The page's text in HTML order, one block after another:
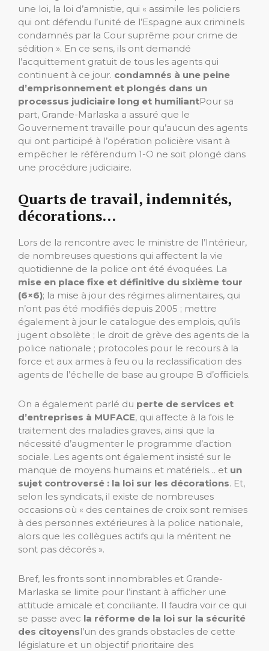
une loi, la loi d’amnistie, qui « assimile les policiers
qui ont défendu l’unité de l’Espagne aux criminels
condamnés par la Cour suprême pour crime de
sédition ». En ce sens, ils ont demandé
l’acquittement gratuit de tous les agents qui
continuent à ce jour. condamnés à une peine
d’emprisonnement et plongés dans un
processus judiciaire long et humiliantPour sa
part, Grande-Marlaska a assuré que le
Gouvernement travaille pour qu’aucun des agents
qui ont participé à l’opération policière visant à
empêcher le référendum 1-O ne soit plongé dans
une procédure judiciaire.
Quarts de travail, indemnités,
décorations…
Lors de la rencontre avec le ministre de l’Intérieur,
de nombreuses questions qui affectent la vie
quotidienne de la police ont été évoquées. La
mise en place fixe et définitive du sixième tour
(6×6); la mise à jour des régimes alimentaires, qui
n’ont pas été modifiés depuis 2005 ; mettre
également à jour le catalogue des emplois, qu’ils
jugent obsolète ; le droit de grève des agents de la
police nationale ; protocoles pour le recours à la
force et aux armes à feu ou la reclassification des
agents de l’échelle de base au groupe B d’officiels.
On a également parlé du perte de services et
d’entreprises à MUFACE, qui affecte à la fois le
traitement des maladies graves, ainsi que la
nécessité d’augmenter le programme d’action
sociale. Les agents ont également insisté sur le
manque de moyens humains et matériels… et un
sujet controversé : la loi sur les décorations. Et,
selon les syndicats, il existe de nombreuses
occasions où « des centaines de croix sont remises
à des personnes extérieures à la police nationale,
alors que les collègues actifs qui la méritent ne
sont pas décorés ».
Bref, les fronts sont innombrables et Grande-
Marlaska se limite pour l’instant à afficher une
attitude amicale et conciliante. Il faudra voir ce qui
se passe avec la réforme de la loi sur la sécurité
des citoyensl’un des grands obstacles de cette
législature et un objectif prioritaire des